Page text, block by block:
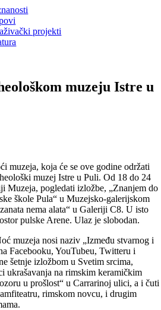
projekti
muzeju Istre u
muzeja, koja će se ove godine održati
muzej Istre u Puli. Od 18 do 24
Muzeja, pogledati izložbe, „Znanjem do
škole Pula“ u Muzejsko-galerijskom
nema alata“ u Galeriji C8. U isto
pulske Arene. Ulaz je slobodan.
muzeja nosi naziv „Između stvarnog i
Facebooku, YouTubeu, Twitteru i
šetnje izložbom u Svetim srcima,
ukrašavanja na rimskim keramičkim
u prošlost“ u Carrarinoj ulici, a i čuti
rimskom novcu, i drugim